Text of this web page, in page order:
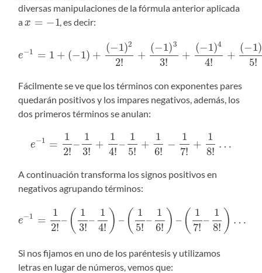
diversas manipulaciones de la fórmula anterior aplicada
ax = −1, es decir:
e−1 = 1 + (−1) +
(−1)2
2!
+
(−1)3
3!
+
(−1)4
4!
+
(−1)
5!
Fácilmente se ve que los términos con exponentes pares
quedarán positivos y los impares negativos, además, los
dos primeros términos se anulan:
e−1 =
1
2!
–
1
3!
+
1
4!
–
1
5!
+
1
6!
−
1
7!
+
1
8!
…
A continuación transforma los signos positivos en
negativos agrupando términos:
e−1 =
1
2!
– ( 1
3!
–
1
4! ) – ( 1
5!
–
1
6! ) – ( 1
7!
–
1
8! ) …
Si nos fijamos en uno de los paréntesis y utilizamos
letras en lugar de números, vemos que: